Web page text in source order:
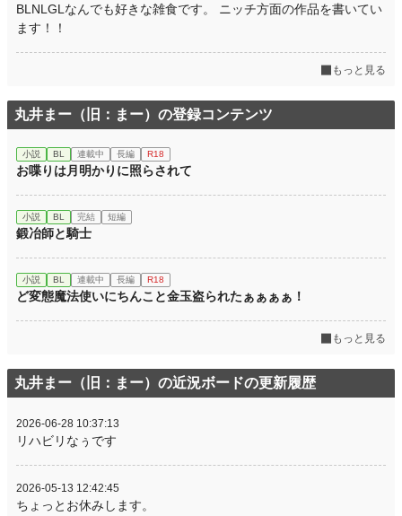
累計ポイント 66,645 pt (38,180 位)
BLNLGLなんでも好きな雑食です。 ニッチ方面の作品を書いてい
ます！！
もっと見る
丸井まー（旧：まー）の登録コンテンツ
小説 BL 連載中 長編 R18
お喋りは月明かりに照らされて
小説 BL 完結 短編
鍛冶師と騎士
小説 BL 連載中 長編 R18
ど変態魔法使いにちんこと金玉盗られたぁぁぁぁ！
もっと見る
丸井まー（旧：まー）の近況ボードの更新履歴
2026-06-28 10:37:13
リハビリなぅです
2026-05-13 12:42:45
ちょっとお休みします。